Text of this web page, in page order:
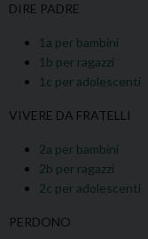
DIRE PADRE
1a per bambini
1b per ragazzi
1c per adolescenti
VIVERE DA FRATELLI
2a per bambini
2b per ragazzi
2c per adolescenti
PERDONO